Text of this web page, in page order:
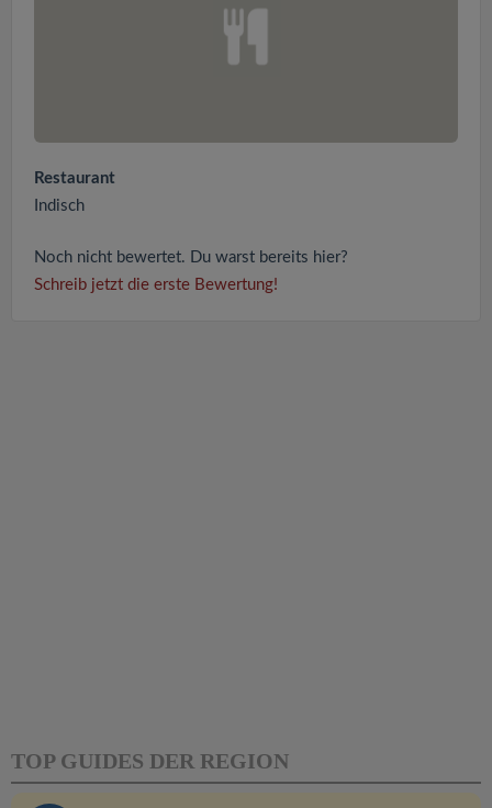
Restaurant
Indisch
Noch nicht bewertet. Du warst bereits hier?
Schreib jetzt die erste Bewertung!
TOP GUIDES DER REGION